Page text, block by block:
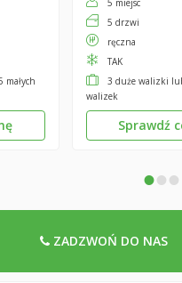
5 miejsc
5 drzwi
ręczna
TAK
3 duże walizki
walizek
Sprawdź
•••
ZADZWOŃ DO NAS